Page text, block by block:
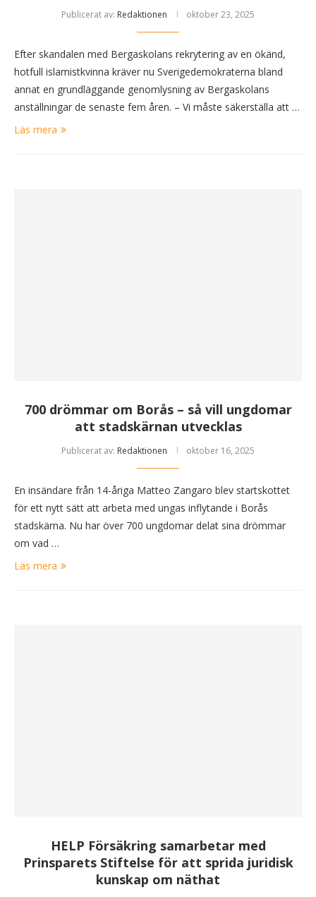
Publicerat av: Redaktionen oktober 23, 2025
Efter skandalen med Bergaskolans rekrytering av en ökänd,
hotfull islamistkvinna kräver nu Sverigedemokraterna bland
annat en grundläggande genomlysning av Bergaskolans
anställningar de senaste fem åren. – Vi måste säkerställa att …
Läs mera
700 drömmar om Borås – så vill ungdomar
att stadskärnan utvecklas
Publicerat av: Redaktionen oktober 16, 2025
En insändare från 14-åriga Matteo Zangaro blev startskottet
för ett nytt sätt att arbeta med ungas inflytande i Borås
stadskärna. Nu har över 700 ungdomar delat sina drömmar
om vad …
Läs mera
HELP Försäkring samarbetar med
Prinsparets Stiftelse för att sprida juridisk
kunskap om näthat